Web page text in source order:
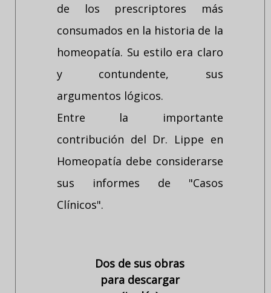
de los prescriptores más
consumados en la historia de la
homeopatía. Su estilo era claro
y contundente, sus
argumentos lógicos.
Entre la importante
contribución del Dr. Lippe en
Homeopatía debe considerarse
sus informes de "Casos
Clínicos".
Dos de sus obras
para descargar